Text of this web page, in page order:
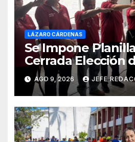
LÁZARO CÁRDENAS
Se Impone
Cerrada Elección
Melchor Ocampo
Cárdenas
AGO 9, 2026 JEFE